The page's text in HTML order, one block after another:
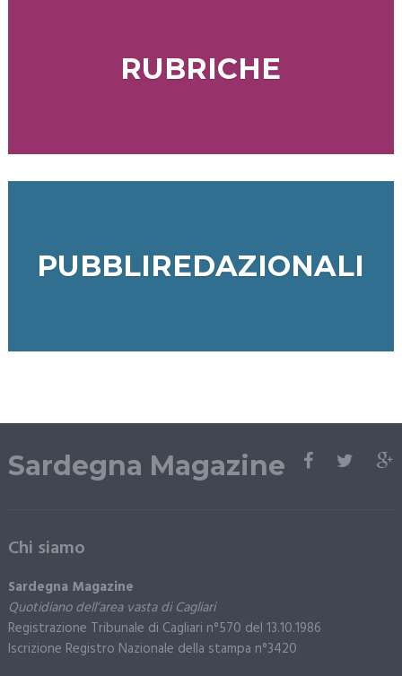
RUBRICHE
PUBBLIREDAZIONALI
Sardegna Magazine
Chi siamo
Sardegna Magazine
Quotidiano dell’area vasta di Cagliari
Registrazione Tribunale di Cagliari n°570 del 13.10.1986
Iscrizione Registro Nazionale della stampa n°3420